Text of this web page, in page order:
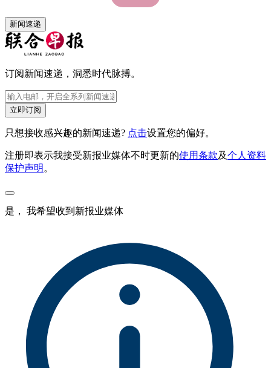
新闻速递
订阅新闻速递，洞悉时代脉搏。
立即订阅
只想接收感兴趣的新闻速递? 点击设置您的偏好。
注册即表示我接受新报业媒体不时更新的使用条款及个人资料
保护声明 。
是， 我希望收到新报业媒体